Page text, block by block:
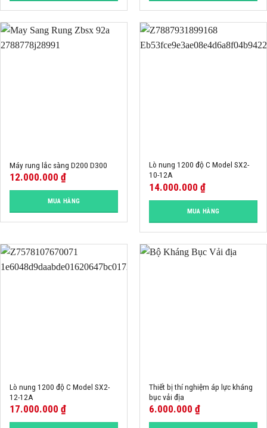
Máy rung lắc sàng D200 D300
12.000.000 ₫
MUA HÀNG
Lò nung 1200 độ C Model SX2-
10-12A
14.000.000 ₫
MUA HÀNG
Lò nung 1200 độ C Model SX2-
12-12A
17.000.000 ₫
Thiết bị thí nghiệm áp lực kháng
bục vải địa
6.000.000 ₫